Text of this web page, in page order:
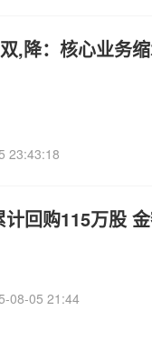
,降：核心业务
23:43:18
回购115万股
08-05 21:44